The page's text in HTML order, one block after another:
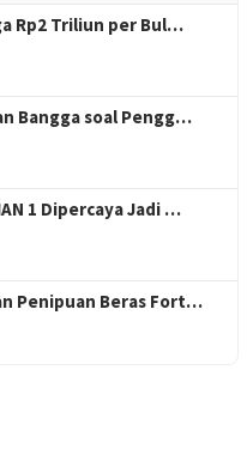
Rp2 Triliun per Bul…
Bangga soal Pengg…
1 Dipercaya Jadi …
Penipuan Beras Fort…